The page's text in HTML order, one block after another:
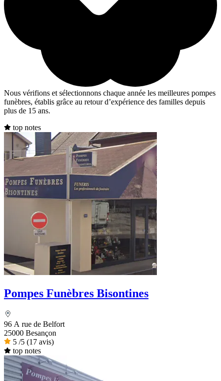
Nous vérifions et sélectionnons chaque année les meilleures pompes
funèbres, établis grâce au retour d’expérience des familles depuis
plus de 15 ans.
top notes
Pompes Funèbres Bisontines
96 A rue de Belfort
25000 Besançon
5 /5 (17 avis)
top notes